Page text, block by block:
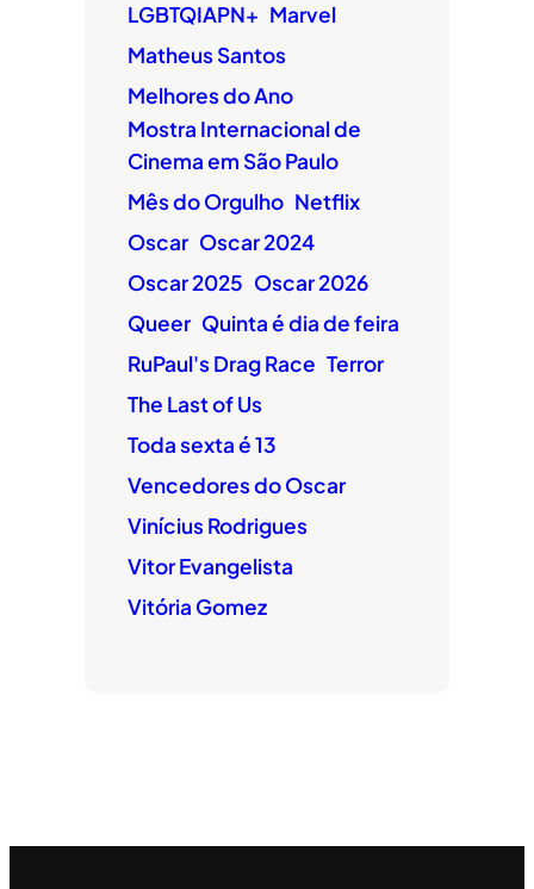
LGBTQIAPN+ Marvel
Matheus Santos
Melhores do Ano
Mostra Internacional de
Cinema em São Paulo
Mês do Orgulho Netflix
Oscar Oscar 2024
Oscar 2025 Oscar 2026
Queer Quinta é dia de feira
RuPaul's Drag Race Terror
The Last of Us
Toda sexta é 13
Vencedores do Oscar
Vinícius Rodrigues
Vitor Evangelista
Vitória Gomez